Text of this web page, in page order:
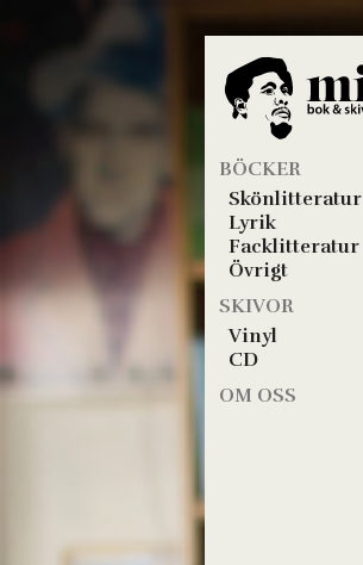
BÖCKER
Skönlitteratur
Lyrik
Facklitteratur
Övrigt
SKIVOR
Vinyl
CD
OM OSS